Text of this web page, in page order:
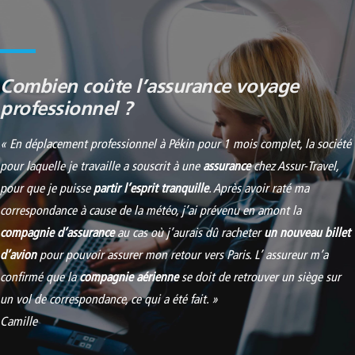
Combien coûte l’assurance voyage
professionnel ?
« En déplacement professionnel à Pékin pour 1 mois complet, la société
pour laquelle je travaille a souscrit à une assurancechez Assur-Travel,
pour que je puissepartir l’esprit tranquille. Après avoir raté ma
correspondance à cause de la météo, j’ai prévenu en amont la
compagnie d’assuranceau cas où j’aurais dû racheterun nouveau billet
d’avionpour pouvoir assurer mon retour vers Paris. L’ assureur m’a
confirmé que lacompagnie aériennese doit de retrouver un siège sur
un vol de correspondance, ce qui a été fait. »
Camille